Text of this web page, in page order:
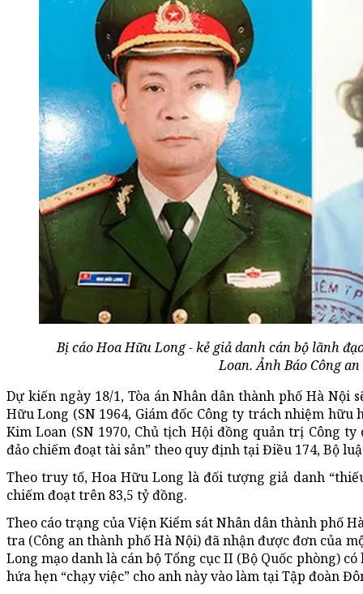
Bị cáo Hoa Hữu Long - kẻ giả danh cán bộ lãnh
Loan. Ảnh Báo Công
Dự kiến ngày 18/1, Tòa án Nhân dân thành phố Hà Nội
Hữu Long (SN 1964, Giám đốc Công ty trách nhiệm
Kim Loan (SN 1970, Chủ tịch Hội đồng quản trị Công
đảo chiếm đoạt tài sản” theo quy định tại Điều 174, Bộ
Theo truy tố, Hoa Hữu Long là đối tượng giả danh
chiếm đoạt trên 83,5 tỷ đồng.
Theo cáo trạng của Viện Kiểm sát Nhân dân thành phố
tra (Công an thành phố Hà Nội) đã nhận được đơn của
Long mạo danh là cán bộ Tổng cục II (Bộ Quốc phòng)
hứa hẹn “chạy việc” cho anh này vào làm tại Tập đoàn